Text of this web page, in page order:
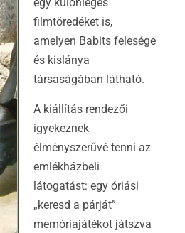
filmtöredéket is,
amelyen Babits felesége
és kislánya
társaságában látható.
A kiállítás rendezői
igyekeznek
élményszerűvé tenni az
emlékházbeli
látogatást: egy óriási
„keresd a párját”
memóriajátékot játszva